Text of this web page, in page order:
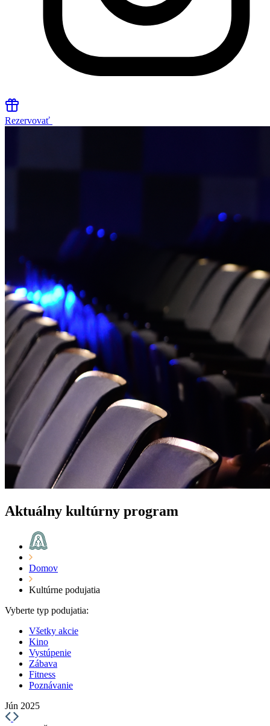
Rezervovať
Aktuálny kultúrny program
Domov
Kultúrne podujatia
Vyberte typ podujatia:
Všetky akcie
Kino
Vystúpenie
Zábava
Fitness
Poznávanie
Jún 2025